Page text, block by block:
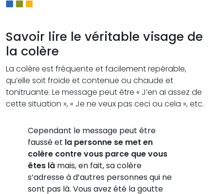
Savoir lire le véritable visage de
la colère
La colère est fréquente et facilement repérable,
qu’elle soit froide et contenue ou chaude et
tonitruante. Le message peut être « J’en ai assez de
cette situation », « Je ne veux pas ceci ou cela », etc.
Cependant le message peut être
faussé et la personne se met en
colère contre vous parce que vous
êtes là mais, en fait, sa colère
s’adresse à d’autres personnes qui ne
sont pas là. Vous avez été la goutte